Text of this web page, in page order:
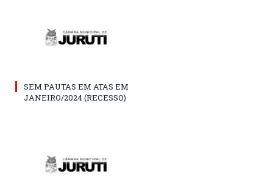
SEM PAUTAS EM ATAS EM
JANEIRO/2024 (RECESSO)